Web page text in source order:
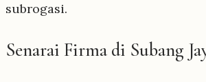
subrogasi.
Senarai Firma di Subang